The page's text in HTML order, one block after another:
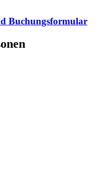
Buchungsformular